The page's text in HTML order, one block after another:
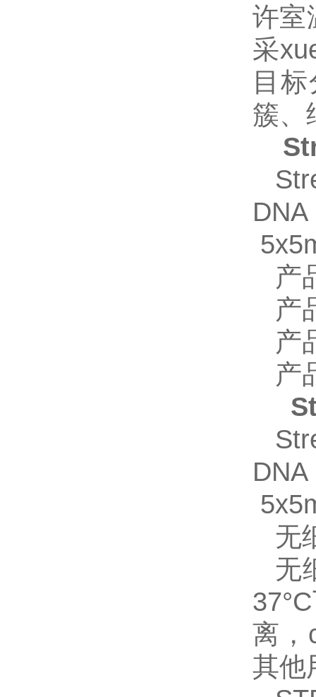
许室
采
目
簇、
产
产
产
产
无
无
离，
其他